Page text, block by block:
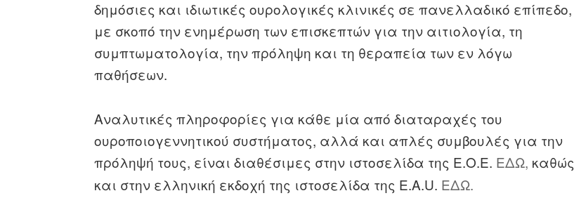
δημόσιες και ιδιωτικές ουρολογικές κλινικές σε πανελλαδικό επίπεδο,
με σκοπό την ενημέρωση των επισκεπτών για την αιτιολογία, τη
συμπτωματολογία, την πρόληψη και τη θεραπεία των εν λόγω
παθήσεων.
Αναλυτικές πληροφορίες για κάθε μία από διαταραχές του
ουροποιογεννητικού συστήματος, αλλά και απλές συμβουλές για την
πρόληψή τους, είναι διαθέσιμες στην ιστοσελίδα της Ε.Ο.Ε. ΕΔΩ, καθώς
και στην ελληνική εκδοχή της ιστοσελίδα της Ε.A.U. ΕΔΩ.